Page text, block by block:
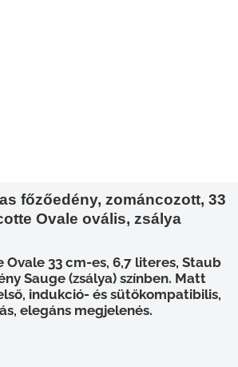
főzőedény, zománcozott, 33
Ovale ovális, zsálya
33 cm-es, 6,7 literes, Staub
Sauge (zsálya) színben. Matt
indukció- és sütőkompatibilis,
elegáns megjelenés.